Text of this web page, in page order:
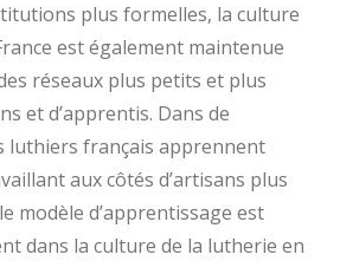
plus formelles, la culture
est également maintenue
réseaux plus petits et plus
et d’apprentis. Dans de
luthiers français apprennent
aux côtés d’artisans plus
modèle d’apprentissage est
dans la culture de la lutherie en